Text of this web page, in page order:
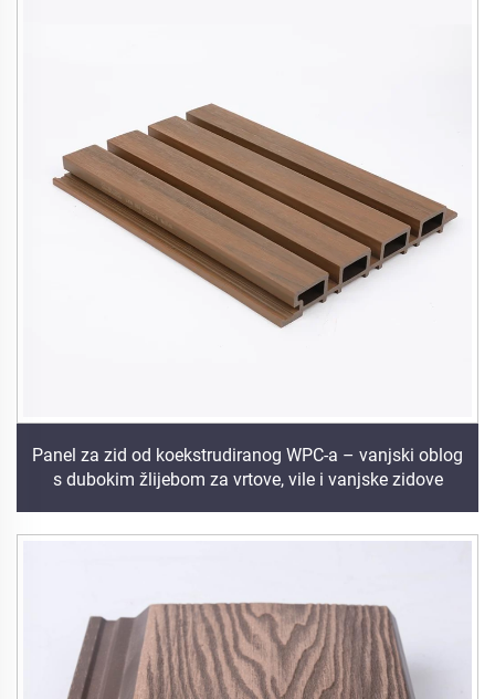
Panel za zid od koekstrudiranog WPC-a – vanjski oblog
s dubokim žlijebom za vrtove, vile i vanjske zidove